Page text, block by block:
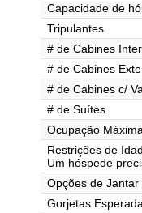
Capacidade de
Tripulantes
# de Cabines
# de Cabines
# de Cabines c/
# de Suítes
Ocupação
Restrições de
Um hóspede
Opções de Jantar
Gorjetas